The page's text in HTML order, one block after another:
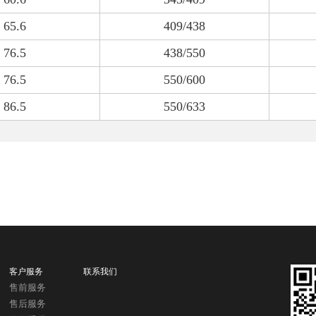
65.6
409/438
76.5
438/550
76.5
550/600
86.5
550/633
客户服务
售前服务
售后服务
联系我们